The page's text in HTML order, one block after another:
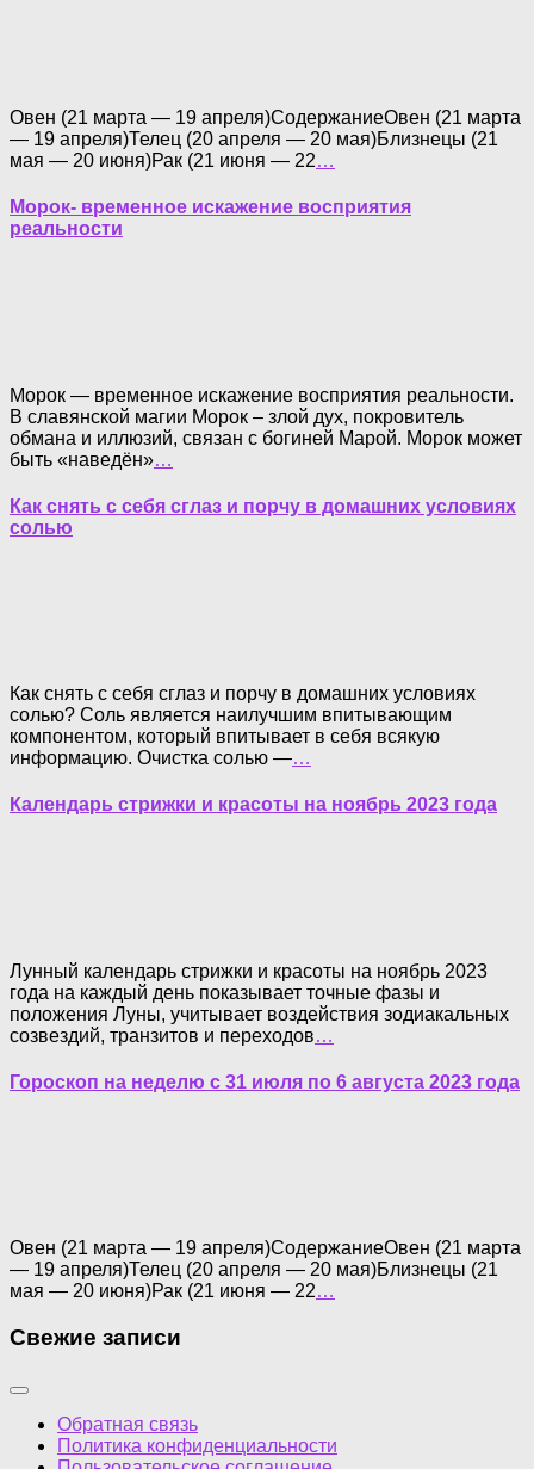
Овен (21 марта — 19 апреля)СодержаниеОвен (21 марта
— 19 апреля)Телец (20 апреля — 20 мая)Близнецы (21
мая — 20 июня)Рак (21 июня — 22…
Морок- временное искажение восприятия
реальности
Морок — временное искажение восприятия реальности.
В славянской магии Морок – злой дух, покровитель
обмана и иллюзий, связан с богиней Марой. Морок может
быть «наведён»…
Как снять с себя сглаз и порчу в домашних условиях
солью
Как снять с себя сглаз и порчу в домашних условиях
солью? Соль является наилучшим впитывающим
компонентом, который впитывает в себя всякую
информацию. Очистка солью —…
Календарь стрижки и красоты на ноябрь 2023 года
Лунный календарь стрижки и красоты на ноябрь 2023
года на каждый день показывает точные фазы и
положения Луны, учитывает воздействия зодиакальных
созвездий, транзитов и переходов…
Гороскоп на неделю с 31 июля по 6 августа 2023 года
Овен (21 марта — 19 апреля)СодержаниеОвен (21 марта
— 19 апреля)Телец (20 апреля — 20 мая)Близнецы (21
мая — 20 июня)Рак (21 июня — 22…
Свежие записи
Обратная связь
Политика конфиденциальности